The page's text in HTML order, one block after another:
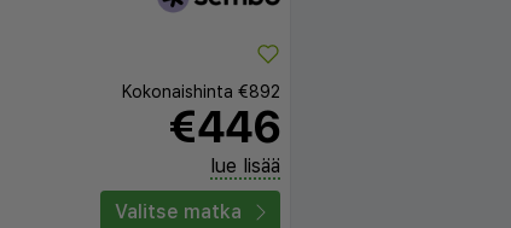
Kokonaishinta €892
€446
lue lisää
Valitse matka